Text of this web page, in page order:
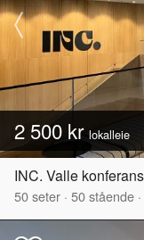
2 500 kr lokalleie
50seter · 50stående ·